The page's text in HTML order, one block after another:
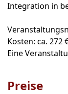
Integration in
Kosten: ca. 272
Eine
Preise